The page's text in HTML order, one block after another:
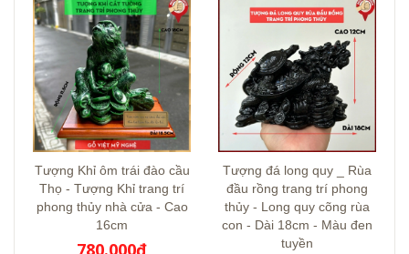
Tượng Khỉ ôm trái đào cầu
Thọ - Tượng Khỉ trang trí
phong thủy nhà cửa - Cao
16cm
780.000₫
Tượng đá long quy _ Rùa
đầu rồng trang trí phong
thủy - Long quy cõng rùa
con - Dài 18cm - Màu đen
tuyền